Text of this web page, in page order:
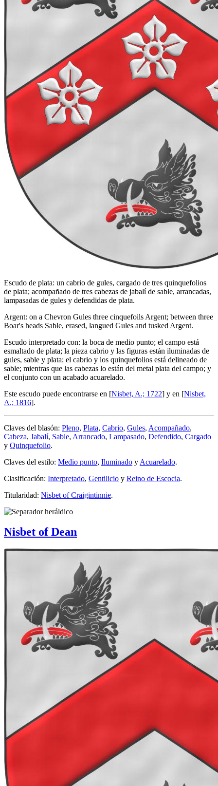
Escudo de plata: un cabrio de gules, cargado de tres quinquefolios
de plata; acompañado de tres cabezas de jabalí de sable, arrancadas,
lampasadas de gules y defendidas de plata.
Argent: on a Chevron Gules three cinquefoils Argent; between three
Boar's heads Sable, erased, langued Gules and tusked Argent.
Escudo interpretado con: la boca de medio punto; el campo está
esmaltado de plata; la pieza cabrio y las figuras están iluminadas de
gules, sable y plata; el cabrio y los quinquefolios está delineado de
sable; mientras que las cabezas lo están del metal plata del campo; y
el conjunto con un acabado acuarelado.
Este escudo puede encontrarse en [Nisbet, A.; 1722] y en [Nisbet,
A.; 1816].
Claves del blasón: Pleno, Plata, Cabrio, Gules, Acompañado,
Cabeza, Jabalí, Sable, Arrancado, Lampasado, Defendido, Cargado
y Quinquefolio.
Claves del estilo: Medio punto, Iluminado y Acuarelado.
Clasificación: Interpretado, Gentilicio y Reino de Escocia.
Titularidad: Nisbet of Craigintinnie.
Nisbet of Dean